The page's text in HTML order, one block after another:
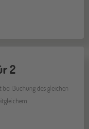
2
Buchung des gleichen